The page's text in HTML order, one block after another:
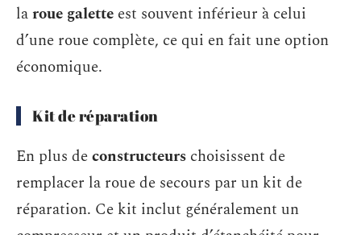
laroue galette est souvent inférieur à celui
d’une roue complète, ce qui en fait une option
économique.
Kit de réparation
En plus deconstructeurs choisissent de
remplacer la roue de secours par un kit de
réparation. Ce kit inclut généralement un